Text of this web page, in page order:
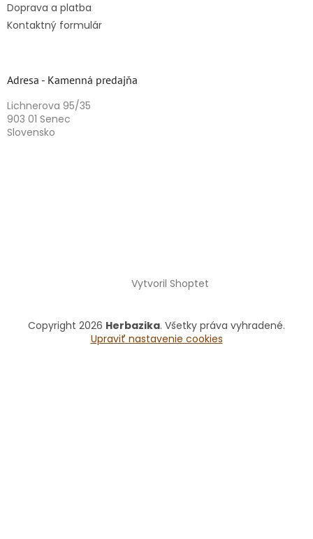
Doprava a platba
Kontaktný formulár
Adresa - Kamenná predajňa
Lichnerova 95/35
903 01 Senec
Slovensko
Vytvoril Shoptet
Copyright 2026 Herbazika. Všetky práva vyhradené.
Upraviť nastavenie cookies